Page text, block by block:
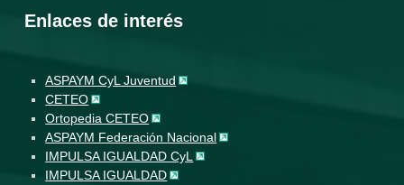
Enlaces de interés
ASPAYM CyL Juventud
CETEO
Ortopedia CETEO
ASPAYM Federación Nacional
IMPULSA IGUALDAD CyL
IMPULSA IGUALDAD